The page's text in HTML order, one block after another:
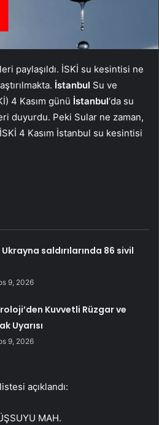
paylaşıldı. İSKİ su kesintisi ne
İstanbul Su ve
4 Kasım günü İstanbul‘da su
duyurdu. Peki Sular ne zaman,
4 Kasım İstanbul su kesintisi
Ukrayna saldırılarında 86 sivil
9, 2026
Kuvvetli Rüzgar ve
Uyarısı
9, 2026
açıklandı:
MAH.